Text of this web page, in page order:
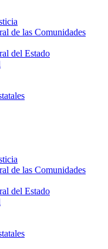
de las Comunidades
del Estado
de las Comunidades
del Estado